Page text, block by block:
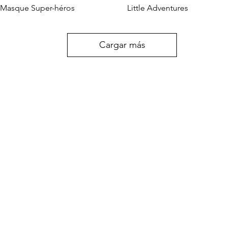
Vista rápida
Masque Super-héros Vista rápida
Little Adventures
Cargar más